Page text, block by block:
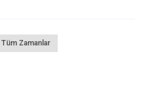
Tüm Zamanlar